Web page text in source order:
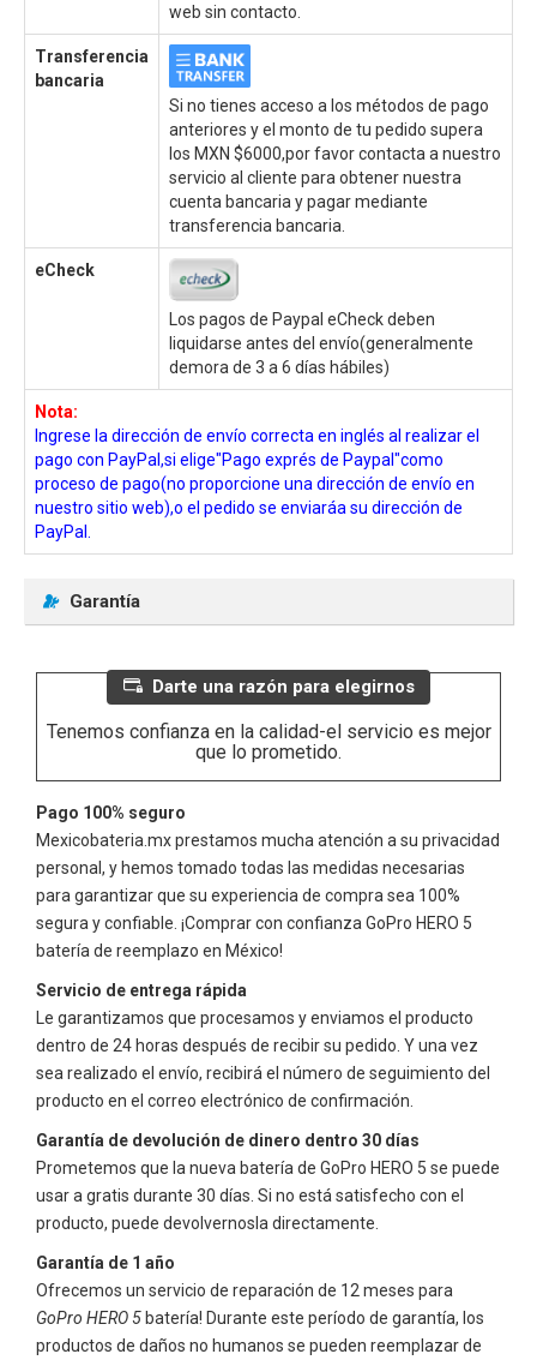
web sin contacto.
Transferencia
bancaria
Si no tienes acceso a los métodos de pago
anteriores y el monto de tu pedido supera
los MXN $6000,por favor contacta a nuestro
servicio al cliente para obtener nuestra
cuenta bancaria y pagar mediante
transferencia bancaria.
eCheck
Los pagos de Paypal eCheck deben
liquidarse antes del envío(generalmente
demora de 3 a 6 días hábiles)
Nota:
Ingrese la dirección de envío correcta en inglés al realizar el
pago con PayPal,si elige"Pago exprés de Paypal"como
proceso de pago(no proporcione una dirección de envío en
nuestro sitio web),o el pedido se enviaráa su dirección de
PayPal.
Garantía
Darte una razón para elegirnos
Tenemos confianza en la calidad-el servicio es mejor
que lo prometido.
Pago 100% seguro
Mexicobateria.mx prestamos mucha atención a su privacidad
personal, y hemos tomado todas las medidas necesarias
para garantizar que su experiencia de compra sea 100%
segura y confiable. ¡Comprar con confianza GoPro HERO 5
batería de reemplazo en México!
Servicio de entrega rápida
Le garantizamos que procesamos y enviamos el producto
dentro de 24 horas después de recibir su pedido. Y una vez
sea realizado el envío, recibirá el número de seguimiento del
producto en el correo electrónico de confirmación.
Garantía de devolución de dinero dentro 30 días
Prometemos que la nueva batería de GoPro HERO 5 se puede
usar a gratis durante 30 días. Si no está satisfecho con el
producto, puede devolvernosla directamente.
Garantía de 1 año
Ofrecemos un servicio de reparación de 12 meses para
GoPro HERO 5 batería! Durante este período de garantía, los
productos de daños no humanos se pueden reemplazar de